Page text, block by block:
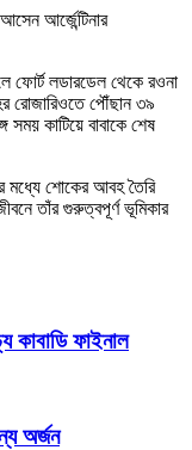
আর্জেন্টিনার
ফোর্ট লডারডেল থেকে রওনা
রোজারিওতে পৌঁছান ৩৯
সময় কাটিয়ে বাবাকে শেষ
মধ্যে শোকের আবহ তৈরি
তাঁর গুরুত্বপূর্ণ ভূমিকার
কাবাডি ফাইনাল
অর্জন